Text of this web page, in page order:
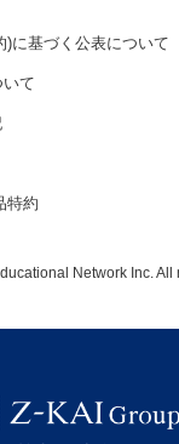
)に基づく公表について
て
特約
Network Inc. All